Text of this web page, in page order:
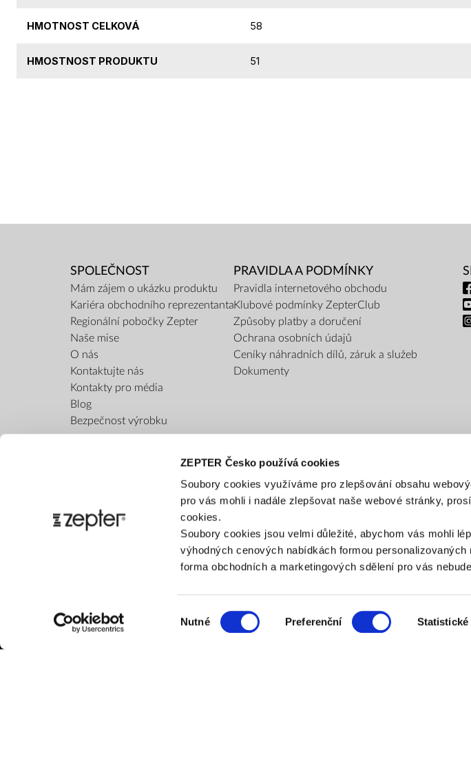
ZEPTER Česko používá cookies
Soubory cookies využíváme pro zlepšování obsahu
pro vás mohli i nadále zlepšovat naše webové stránky,
cookies.
Soubory cookies jsou velmi důležité, abychom vás mohli
výhodných cenových nabídkách formou
forma obchodních a marketingových sdělení pro vás
souhlasu
Nutné Preferenční Statistické
HMOTNOST CELKOVÁ 58
HMOSTNOST PRODUKTU 51
SPOLEČNOST
Mám zájem o ukázku produktu
Kariéra obchodního reprezentanta
Regionální pobočky Zepter
Naše mise
O nás
Kontaktujte nás
Kontakty pro média
Blog
Bezpečnost výrobku
PRAVIDLA A PODMÍNKY
Pravidla internetového obchodu
Klubové podmínky ZepterClub
Způsoby platby a doručení
Ochrana osobních údajů
Ceníky náhradních dílů, záruk a služeb
Dokumenty
Platba bankovním převodem